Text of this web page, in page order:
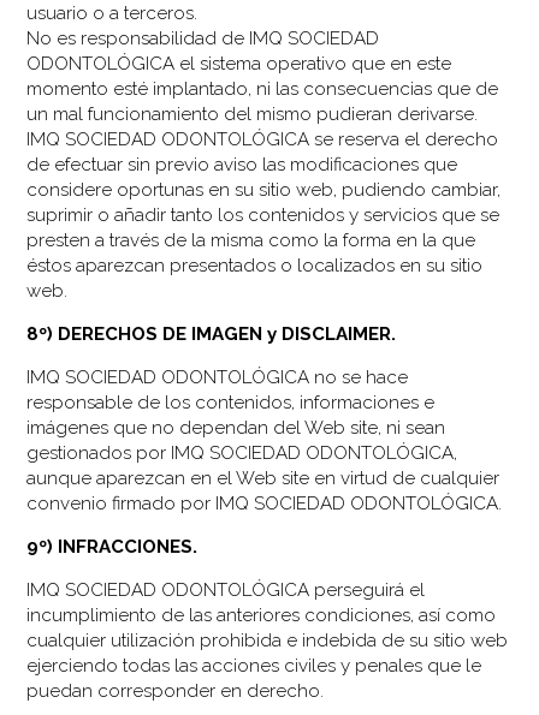
usuario o a terceros.
No es responsabilidad de IMQ SOCIEDAD
ODONTOLÓGICA el sistema operativo que en este
momento esté implantado, ni las consecuencias que de
un mal funcionamiento del mismo pudieran derivarse.
IMQ SOCIEDAD ODONTOLÓGICA se reserva el derecho
de efectuar sin previo aviso las modificaciones que
considere oportunas en su sitio web, pudiendo cambiar,
suprimir o añadir tanto los contenidos y servicios que se
presten a través de la misma como la forma en la que
éstos aparezcan presentados o localizados en su sitio
web.
8º) DERECHOS DE IMAGEN y DISCLAIMER.
IMQ SOCIEDAD ODONTOLÓGICA no se hace
responsable de los contenidos, informaciones e
imágenes que no dependan del Web site, ni sean
gestionados por IMQ SOCIEDAD ODONTOLÓGICA,
aunque aparezcan en el Web site en virtud de cualquier
convenio firmado por IMQ SOCIEDAD ODONTOLÓGICA.
9º) INFRACCIONES.
IMQ SOCIEDAD ODONTOLÓGICA perseguirá el
incumplimiento de las anteriores condiciones, así como
cualquier utilización prohibida e indebida de su sitio web
ejerciendo todas las acciones civiles y penales que le
puedan corresponder en derecho.